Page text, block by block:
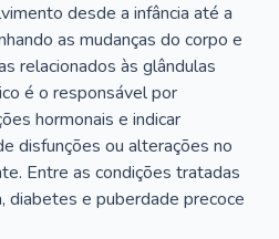
desde a infância até a
as mudanças do corpo e
relacionados às glândulas
é o responsável por
hormonais e indicar
disfunções ou alterações no
Entre as condições tratadas
diabetes e puberdade precoce